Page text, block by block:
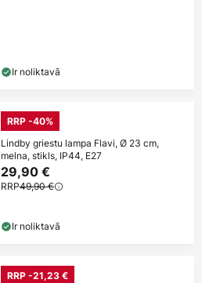
Ir noliktavā
RRP -40%
Lindby griestu lampa Flavi, Ø 23 cm,
melna, stikls, IP44, E27
29,90 €
RRP49,90 €
Ir noliktavā
RRP -21,23 €